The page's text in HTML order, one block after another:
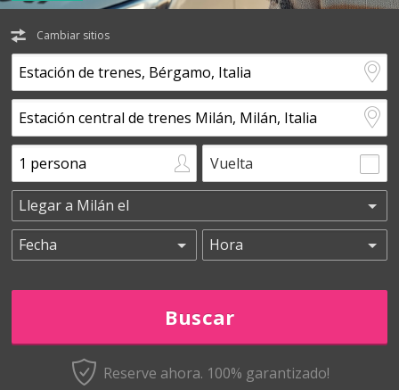
Cambiar sitios
Vuelta
Reserve ahora. 100% garantizado!